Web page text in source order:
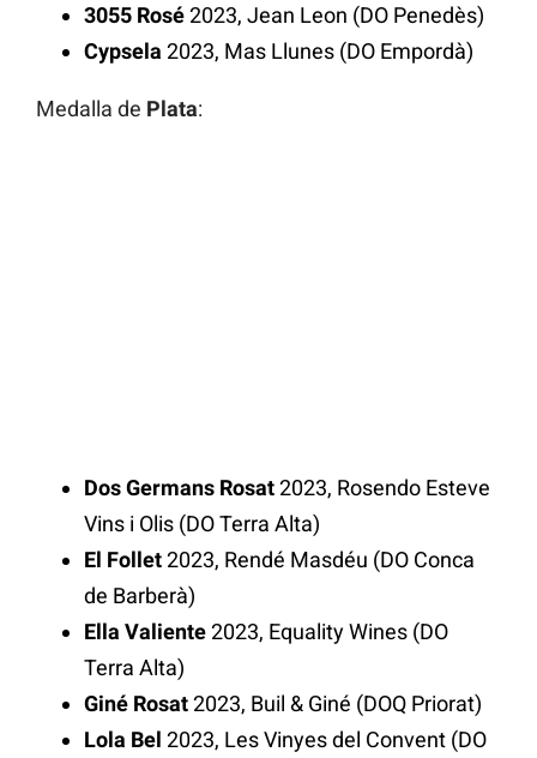
3055 Rosé2023, Jean Leon (DO Penedès)
Cypsela 2023, Mas Llunes (DO Empordà)
Medalla de Plata:
Dos Germans Rosat2023, Rosendo Esteve
Vins i Olis (DO Terra Alta)
El Follet2023, Rendé Masdéu (DO Conca
de Barberà)
Ella Valiente2023, Equality Wines (DO
Terra Alta)
Giné Rosat2023, Buil & Giné (DOQ Priorat)
Lola Bel 2023, Les Vinyes del Convent (DO